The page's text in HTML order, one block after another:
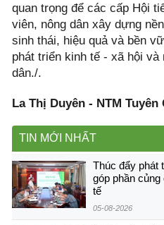
quan trọng để các cấp Hội
viên, nông dân xây dựng
sinh thái, hiệu quả và bền
phát triển kinh tế - xã hội
dân./.
La Thị Duyên - NTM Tuyên
TIN MỚI NHẤT
Thúc đẩy phát
góp phần
tế
05-08-2026